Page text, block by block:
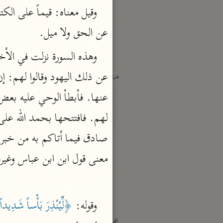
الماوردي (٤٥٠ هـ)
نحو ٦ مجلدات
منتقاة
تفسير ابن قيّم الجوزيّة
ابن القيم (٧٥١ هـ)
نحو ١٢ مجلدًا
تفسير شيخ الإسلام
ابن تيمية (٧٢٨ هـ)
عن الحق ولا ميل.
معنى قول ابن ابن عباس
وقوله: ﴿لِّيُنْذِرَ بَأْساً